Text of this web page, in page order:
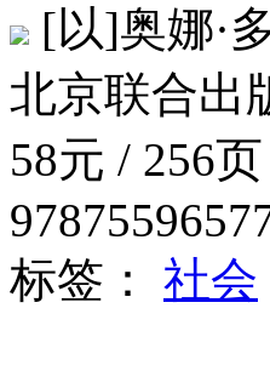
[以]奥娜·
北京联合出
58元 / 256页
标签： 社会